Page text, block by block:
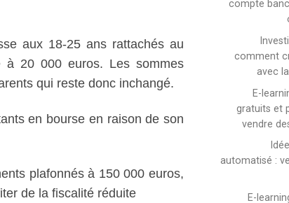
aux 18-25 ans rattachés au
à 20 000 euros. Les sommes
qui reste donc inchangé.
en bourse en raison de son
plafonnés à 150 000 euros,
de la fiscalité réduite
compte
comment
avec
E-
gratuits et
vendre
automatisé :
E-